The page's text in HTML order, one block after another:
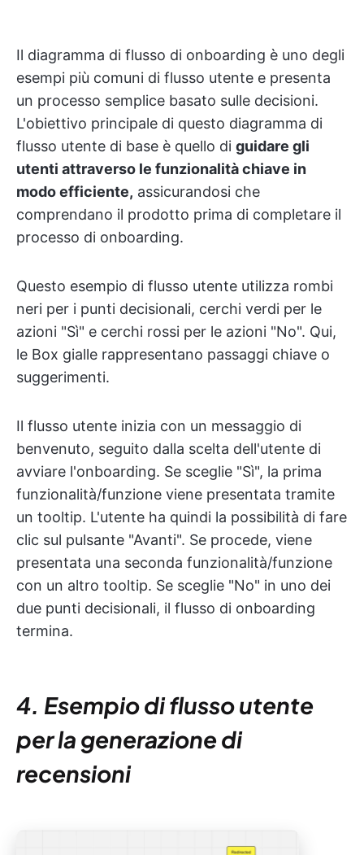
Il diagramma di flusso di onboarding è uno degli
esempi più comuni di flusso utente e presenta
un processo semplice basato sulle decisioni.
L'obiettivo principale di questo diagramma di
flusso utente di base è quello di guidare gli
utenti attraverso le funzionalità chiave in
modo efficiente, assicurandosi che
comprendano il prodotto prima di completare il
processo di onboarding.
Questo esempio di flusso utente utilizza rombi
neri per i punti decisionali, cerchi verdi per le
azioni "Sì" e cerchi rossi per le azioni "No". Qui,
le Box gialle rappresentano passaggi chiave o
suggerimenti.
Il flusso utente inizia con un messaggio di
benvenuto, seguito dalla scelta dell'utente di
avviare l'onboarding. Se sceglie "Sì", la prima
funzionalità/funzione viene presentata tramite
un tooltip. L'utente ha quindi la possibilità di fare
clic sul pulsante "Avanti". Se procede, viene
presentata una seconda funzionalità/funzione
con un altro tooltip. Se sceglie "No" in uno dei
due punti decisionali, il flusso di onboarding
termina.
4. Esempio di flusso utente
per la generazione di
recensioni